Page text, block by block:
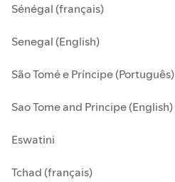
Sénégal (français)
Senegal (English)
São Tomé e Príncipe (Português)
Sao Tome and Principe (English)
Eswatini
Tchad (français)